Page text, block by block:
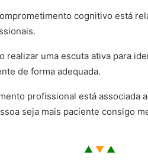
cognitivo está
realizar uma escuta ativa para
de forma adequada.
profissional está associada
seja mais paciente consigo
▲ ▼▲